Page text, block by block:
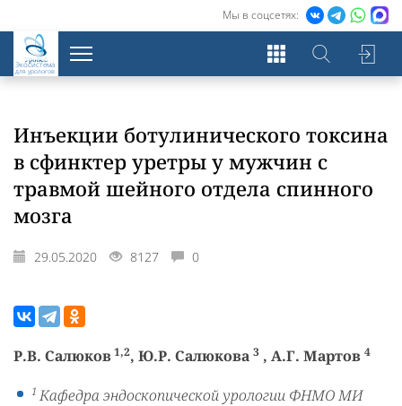
Мы в соцсетях:
Экосистема
для урологов
Инъекции ботулинического токсина
в сфинктер уретры у мужчин с
травмой шейного отдела спинного
мозга
29.05.2020 8127 0
Р.В. Салюков1,2, Ю.Р. Салюкова 3 , А.Г. Мартов 4
1 Кафедра эндоскопической урологии ФНМО МИ